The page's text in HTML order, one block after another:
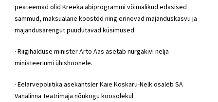
peateemad olid Kreeka abiprogrammi võimalikud edasised
sammud, maksualane koostöö ning erinevad majanduskasvu ja
majandusarengut puudutavad küsimused.
· Riigihalduse minister Arto Aas asetab nurgakivi nelja
ministeeriumi ühishoonele.
· Eelarvepoliitika asekantsler Kaie Koskaru-Nelk osaleb SA
Vanalinna Teatrimaja nõukogu koosolekul.